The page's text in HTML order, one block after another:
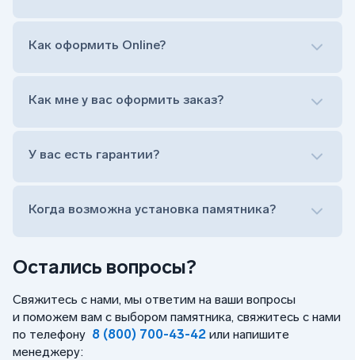
Остались вопросы?
Свяжитесь с нами, мы ответим на ваши вопросы
и поможем вам с выбором памятника, свяжитесь с нами
по телефону 8 (800) 700-43-42 или напишите
менеджеру:
прописной)
Оформить заказ удаленно (online)
Заказать бесплатный выезд менеджера на дом
Как оформить Online?
Оформить заказ удаленно (online)
Заказать бесплатный выезд менеджера на дом
Как мне у вас оформить заказ?
У вас есть гарантии?
Когда возможна установка памятника?